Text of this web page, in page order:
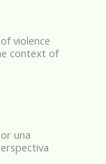
violence
context of
una